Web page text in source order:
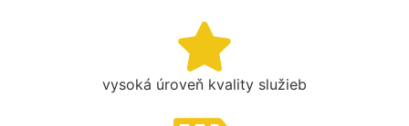
vysoká úroveň kvality služieb